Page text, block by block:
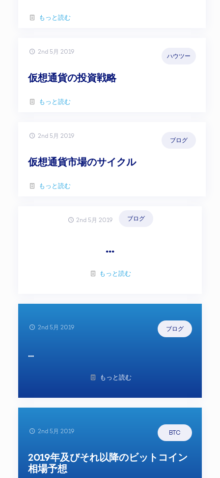
もっと読む
2nd 5月 2019
ハウツー
仮想通貨の投資戦略
もっと読む
2nd 5月 2019
ブログ
仮想通貨市場のサイクル
もっと読む
2nd 5月 2019 ブログ
...
もっと読む
2nd 5月 2019 ブログ
...
もっと読む
2nd 5月 2019 BTC
2019年及びそれ以降のビットコイン
相場予想